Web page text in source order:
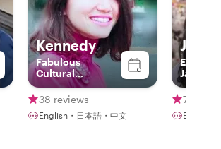
Kennedy
Fabulous
Cultural
Ambassador
38 reviews
English・日本語・中文
Guided
Local
7
English